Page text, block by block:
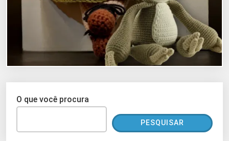
O que você procura
PESQUISAR